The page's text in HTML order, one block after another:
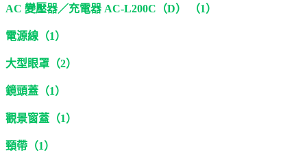
AC 變壓器／充電器 AC-L200C（D） （1）
電源線（1）
大型眼罩（2）
鏡頭蓋（1）
觀景窗蓋（1）
頸帶（1）